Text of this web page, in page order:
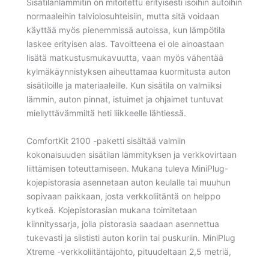
Sisätilanlämmitin on mitoitettu erityisesti isoihin autoihin
normaaleihin talviolosuhteisiin, mutta sitä voidaan
käyttää myös pienemmissä autoissa, kun lämpötila
laskee erityisen alas. Tavoitteena ei ole ainoastaan
lisätä matkustusmukavuutta, vaan myös vähentää
kylmäkäynnistyksen aiheuttamaa kuormitusta auton
sisätiloille ja materiaaleille. Kun sisätila on valmiiksi
lämmin, auton pinnat, istuimet ja ohjaimet tuntuvat
miellyttävämmiltä heti liikkeelle lähtiessä.
ComfortKit 2100 -paketti sisältää valmiin
kokonaisuuden sisätilan lämmityksen ja verkkovirtaan
liittämisen toteuttamiseen. Mukana tuleva MiniPlug-
kojepistorasia asennetaan auton keulalle tai muuhun
sopivaan paikkaan, josta verkkoliitäntä on helppo
kytkeä. Kojepistorasian mukana toimitetaan
kiinnityssarja, jolla pistorasia saadaan asennettua
tukevasti ja siististi auton koriin tai puskuriin. MiniPlug
Xtreme -verkkoliitäntäjohto, pituudeltaan 2,5 metriä,